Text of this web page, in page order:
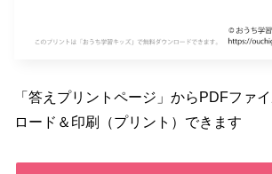
「答えプリントページ」からPDFファ
ロード＆印刷（プリント）できます